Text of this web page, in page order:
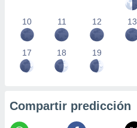
10 11 12 13
17 18 19
Compartir predicción